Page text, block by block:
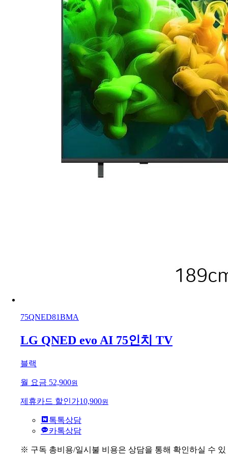
75QNED81BMA
LG QNED evo AI 75인치 TV
블랙
월 요금 52,900원
제휴카드 할인가10,900원
톡톡상담
카톡상담
※ 구독 총비용/일시불 비용은 상담을 통해 확인하실 수 있